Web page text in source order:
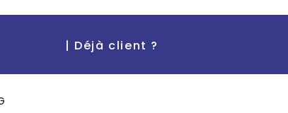
| Déjà client ?